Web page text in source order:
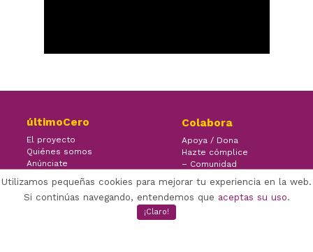
últimoCero
El proyecto
Quiénes somos
Anúnciate
Colabora
Apoya / Dona
Hazte cómplice
– Comunidad
Utilizamos pequeñas cookies para mejorar tu experiencia en la web.
Si continúas navegando, entendemos que aceptas su uso.
¡Claro!